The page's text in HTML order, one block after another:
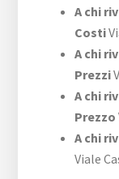
A chi
Costi
A chi
Prezzi
A chi
Prezzo
A chi
Viale